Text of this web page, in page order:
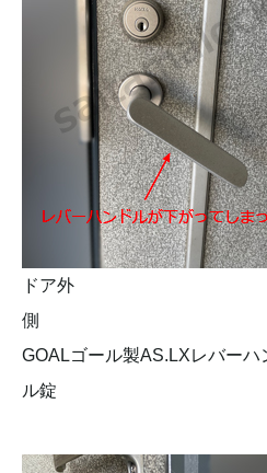
ドア外
GOALゴール製AS.LXレバーハ
ル錠